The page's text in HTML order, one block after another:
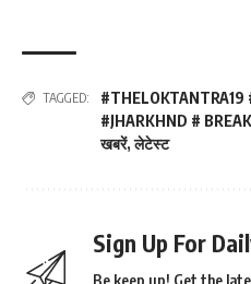
TAGGED:
#THELOKTANTRA19
#JHARKHND #
खबरें,लेटेस्ट
Sign Up For
Be keep up! Get the